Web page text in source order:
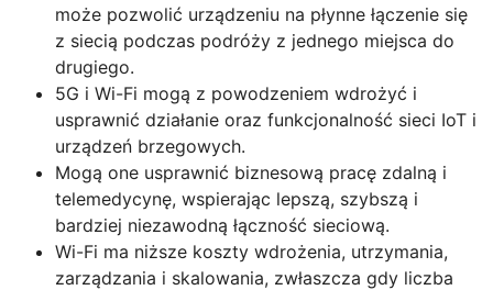
może pozwolić urządzeniu na płynne łączenie się
z siecią podczas podróży z jednego miejsca do
drugiego.
5G i Wi-Fi mogą z powodzeniem wdrożyć i
usprawnić działanie oraz funkcjonalność sieci IoT i
urządzeń brzegowych.
Mogą one usprawnić biznesową pracę zdalną i
telemedycynę, wspierając lepszą, szybszą i
bardziej niezawodną łączność sieciową.
Wi-Fi ma niższe koszty wdrożenia, utrzymania,
zarządzania i skalowania, zwłaszcza gdy liczba